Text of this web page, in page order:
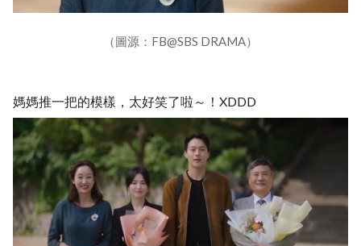
（圖源：FB@SBS DRAMA）
媽媽推一把的模樣，太好笑了啦～！XDDD